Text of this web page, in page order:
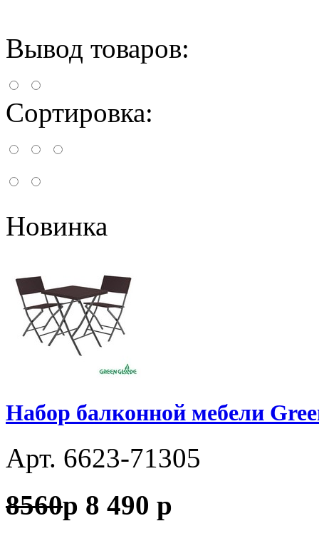
Вывод товаров:
Сортировка:
Новинка
Набор балконной мебели
Арт. 6623-71305
8560p 8 490 p